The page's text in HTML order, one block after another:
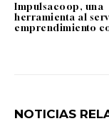
Impulsacoop, una
herramienta al
emprendimiento
NOTICIAS